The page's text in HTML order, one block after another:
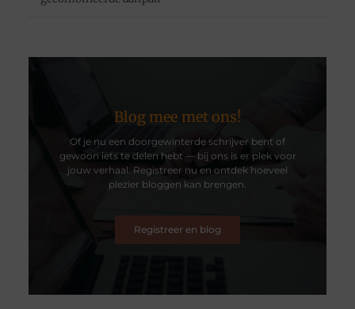
Blog mee met ons!
Of je nu een doorgewinterde schrijver bent of
gewoon iets te delen hebt — bij ons is er plek voor
jouw verhaal. Registreer nu en ontdek hoeveel
plezier bloggen kan brengen.
Registreer en blog